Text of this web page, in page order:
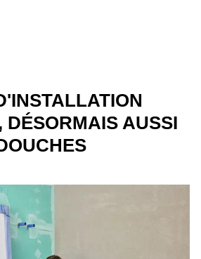
DÉSORMAIS AUSSI